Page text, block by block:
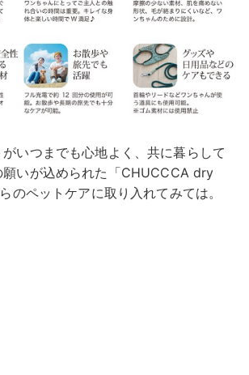
いつまでも心地よく、共に暮らして
願いが込められた「CHUCCCA dry
のペットケアに取り入れてみては。